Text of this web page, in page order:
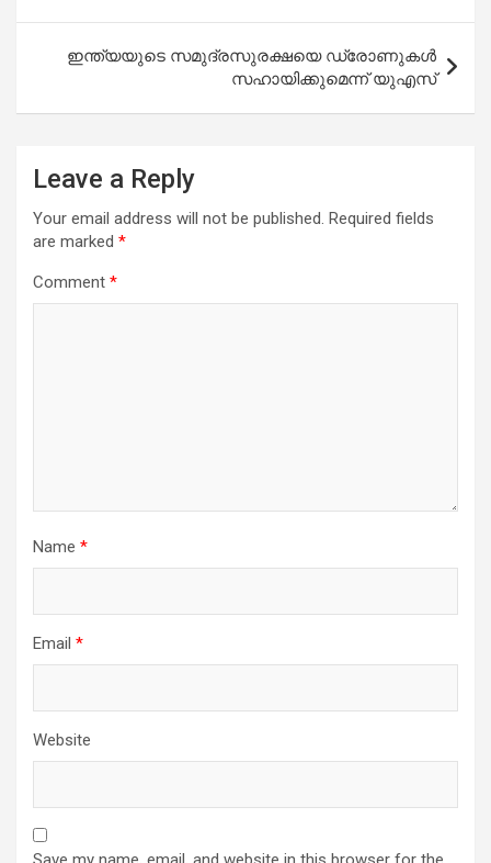
ഇന്ത്യയുടെ സമുദ്രസുരക്ഷയെ ഡ്രോണുകൾ
സഹായിക്കുമെന്ന് യുഎസ്
Leave a Reply
Your email address will not be published. Required fields
are marked *
Comment *
Name *
Email *
Website